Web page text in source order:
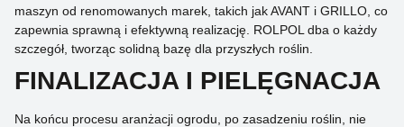
maszyn od renomowanych marek, takich jak AVANT i GRILLO, co
zapewnia sprawną i efektywną realizację. ROLPOL dba o każdy
szczegół, tworząc solidną bazę dla przyszłych roślin.
FINALIZACJA I PIELĘGNACJA
Na końcu procesu aranżacji ogrodu, po zasadzeniu roślin, nie